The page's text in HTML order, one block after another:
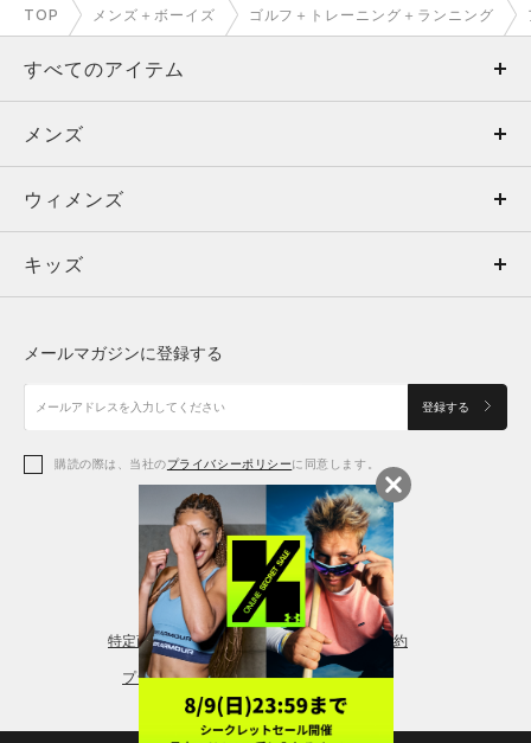
TOP メンズ＋ボーイズ ゴルフ＋トレーニング＋ランニング
すべてのアイテム
メンズ
ウィメンズ
キッズ
アクセサリー
メンズ
トップス
ボトムス
アクセサリー
ウィメンズ
トップス
シューズ
アクセサリー
レギンス＆タイツ
キッズ
シューズ
メールマガジンに登録する
登録する
購読の際は、当社のプライバシーポリシーに同意します。
特定商取引法に基づく通販の表記 会員規約
プライバシーポリシー